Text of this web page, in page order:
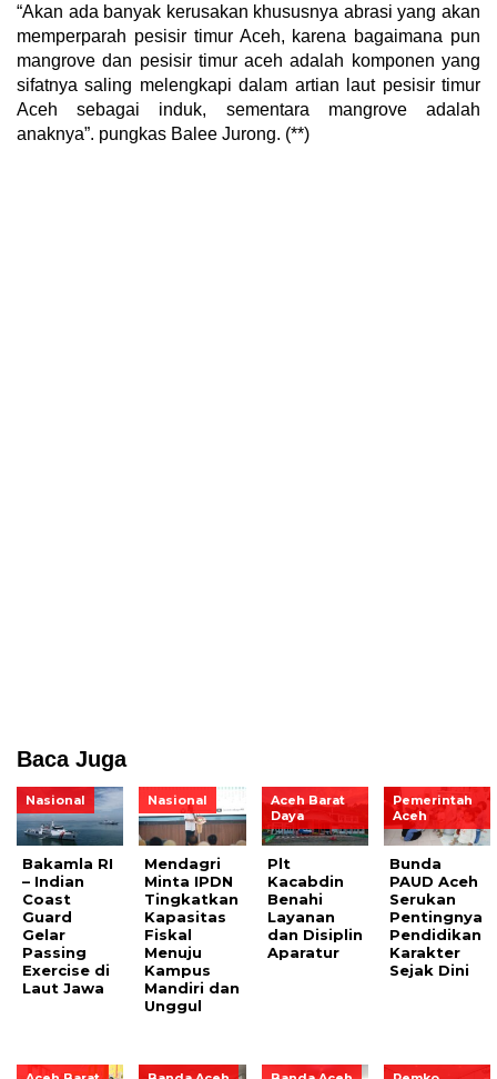
“Akan ada banyak kerusakan khususnya abrasi yang akan
memperparah pesisir timur Aceh, karena bagaimana pun
mangrove dan pesisir timur aceh adalah komponen yang
sifatnya saling melengkapi dalam artian laut pesisir timur
Aceh sebagai induk, sementara mangrove adalah
anaknya”. pungkas Balee Jurong. (**)
Baca Juga
Nasional
Bakamla RI
– Indian
Coast
Guard
Gelar
Passing
Exercise di
Laut Jawa
Nasional
Mendagri
Minta IPDN
Tingkatkan
Kapasitas
Fiskal
Menuju
Kampus
Mandiri dan
Unggul
Aceh Barat
Daya
Plt
Kacabdin
Benahi
Layanan
dan Disiplin
Aparatur
Pemerintah
Aceh
Bunda
PAUD Aceh
Serukan
Pentingnya
Pendidikan
Karakter
Sejak Dini